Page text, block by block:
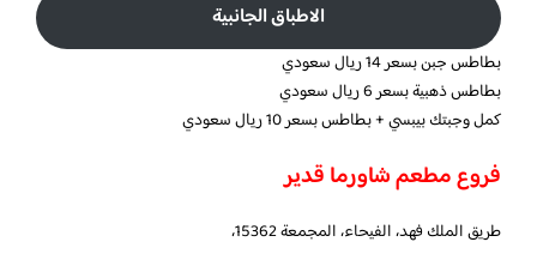
الاطباق الجانبية
بطاطس جبن بسعر 14 ريال سعودي
بطاطس ذهبية بسعر 6 ريال سعودي
كمل وجبتك بيبسي + بطاطس بسعر 10 ريال سعودي
فروع مطعم شاورما قدير
طريق الملك فهد، الفيحاء، المجمعة 15362،